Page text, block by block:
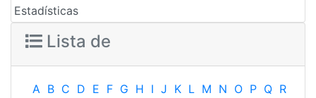
Estadísticas
Lista de
A B C D E F G H I J K L M N O P Q R